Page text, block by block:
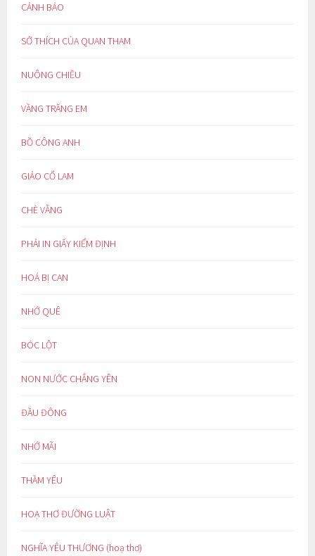
CẢNH BÁO
SỞ THÍCH CỦA QUAN THAM
NUÔNG CHIỀU
VẦNG TRĂNG EM
BỒ CÔNG ANH
GIẢO CỔ LAM
CHÈ VẰNG
PHẢI IN GIẤY KIỂM ĐỊNH
HOÁ BỊ CAN
NHỚ QUÊ
BÓC LỘT
NON NƯỚC CHẲNG YÊN
ĐẦU ĐÔNG
NHỚ MÃI
THẦM YÊU
HOẠ THƠ ĐƯỜNG LUẬT
NGHĨA YÊU THƯƠNG (hoạ thơ)